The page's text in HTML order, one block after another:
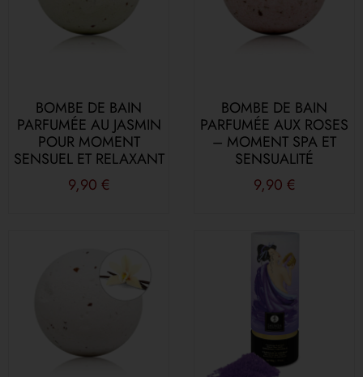
BOMBE DE BAIN
PARFUMÉE AU JASMIN
POUR MOMENT
SENSUEL ET RELAXANT
9,90 €
BOMBE DE BAIN
PARFUMÉE AUX ROSES
– MOMENT SPA ET
SENSUALITÉ
9,90 €